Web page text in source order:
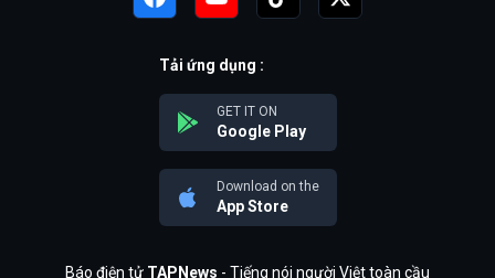
Tải ứng dụng :
GET IT ON
Google Play
Download on the
App Store
Báo điện tử TAPNews - Tiếng nói người Việt toàn cầu